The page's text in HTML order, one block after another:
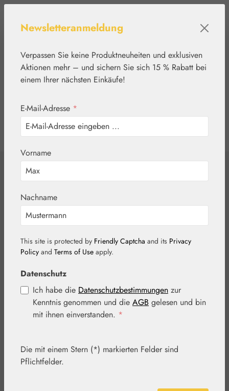
Werkzeugleiste anzeigen
Dr. Kottas
Lavendeltee
Bildergalerie überspringen
Newsletteranmeldung
Verpassen Sie keine Produktneuheiten und exklusiven
Aktionen mehr – und sichern Sie sich 15 % Rabatt bei
einem Ihrer nächsten Einkäufe!
E-Mail-Adresse *
Vorname
Nachname
This site is protected by Friendly Captcha and its Privacy
Policy and Terms of Use apply.
Datenschutz
Ich habe die Datenschutzbestimmungen zur
Kenntnis genommen und die AGB gelesen und bin
mit ihnen einverstanden. *
Die mit einem Stern (*) markierten Felder sind
Pflichtfelder.